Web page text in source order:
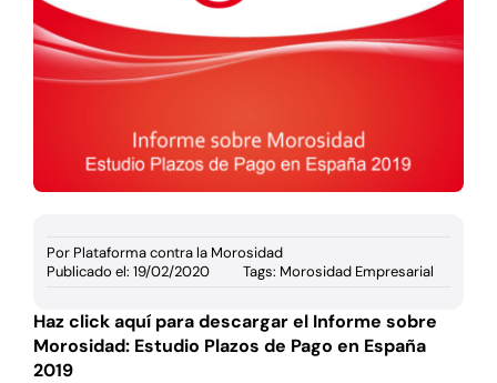
Agenda
Blog
Por Plataforma contra la Morosidad
Publicado el: 19/02/2020
Tags: Morosidad Empresarial
Haz click aquí para descargar el Informe sobre
Morosidad: Estudio Plazos de Pago en España
2019